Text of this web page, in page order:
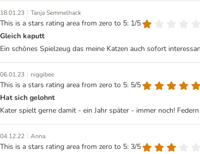
18.01.23 | Tanja Semmelhack
This is a stars rating area from zero to 5: 1/5
Gleich kaputt
Ein schōnes Spielzeug das meine Katzen auch sofort
06.01.23 | niggibee
This is a stars rating area from zero to 5: 5/5
Hat sich gelohnt
Kater spielt gerne damit - ein Jahr später - immer noch!
04.12.22 | Anna
This is a stars rating area from zero to 5: 3/5